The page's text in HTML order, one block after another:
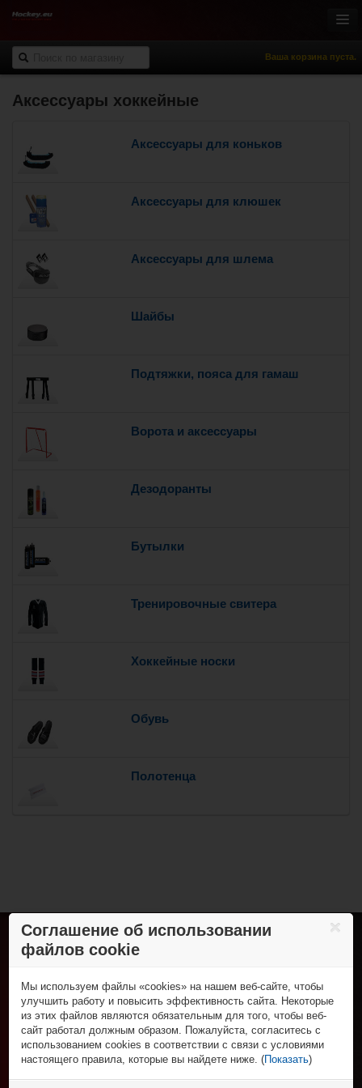
Ваша корзина пуста.
Онлайн-магазин
Роллер-хоккей
Спортивная одежда
НХЛ Фан-зона
Аксессуары хоккейные
Аксессуары для коньков
Аксессуары для клюшек
Аксессуары для шлема
Шайбы
Подтяжки, пояса для гамаш
Ворота и аксессуары
Дезодоранты
Бутылки
Тренировочные свитера
Хоккейные носки
Обувь
Полотенца
Соглашение об использовании
файлов cookie
Мы используем файлы «cookies» на нашем веб-сайте, чтобы
улучшить работу и повысить эффективность сайта. Некоторые
из этих файлов являются обязательным для того, чтобы веб-
сайт работал должным образом. Пожалуйста, согласитесь с
использованием cookies в соответствии с связи с условиями
настоящего правила, которые вы найдете ниже. (Показать)
Хоккей с шайбой
Клюшки
Трубы и крюки
Защита игрока
Вратарская экипировка
Для тренера и судьи
Сумки
Роликовые коньки
Клюшки
Колеса, подшипники и зап. части
Защитная экипировка
Экипировка вратаря
Рюкзаки
Аксессуары
Спортивная одежда
Футболки и поло
Шорты
Брюки
Толстовки
Нижнее бельё
Спорт и отдых
Фигурные коньки
Роликовые коньки и самокаты
НХЛ Фан-зона
НХЛ сувениры
НХЛ бейсболки